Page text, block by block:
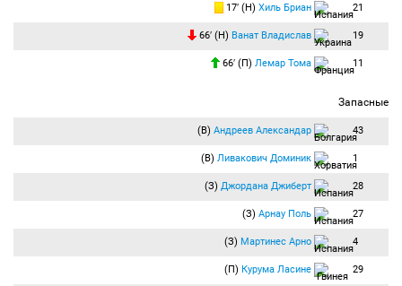
17′ (Н) Хиль Бриан 21
66′ (Н) Ванат Владислав 19
66′ (П) Лемар Тома 11
Запасные
(В) Андреев Александар 43
(В) Ливакович Доминик 1
(З) Джордана Джиберт 28
(З) Арнау Поль 27
(З) Мартинес Арно 4
(П) Курума Ласине 29